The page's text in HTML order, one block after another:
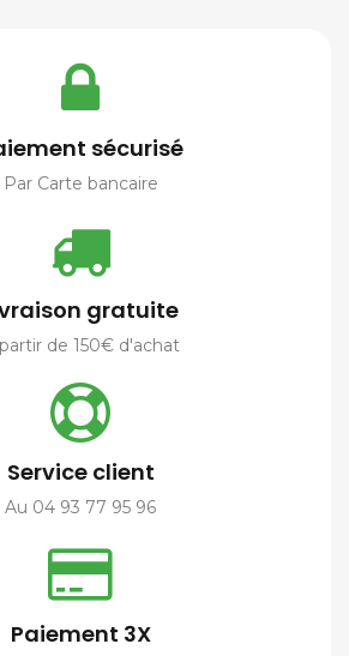
sécurisé
Par Carte bancaire
gratuite
de 150€ d'achat
Service client
Au 04 93 77 95 96
Paiement 3X